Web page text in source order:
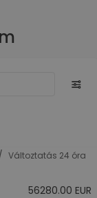
Változtatás 24 óra
56280.00 EUR